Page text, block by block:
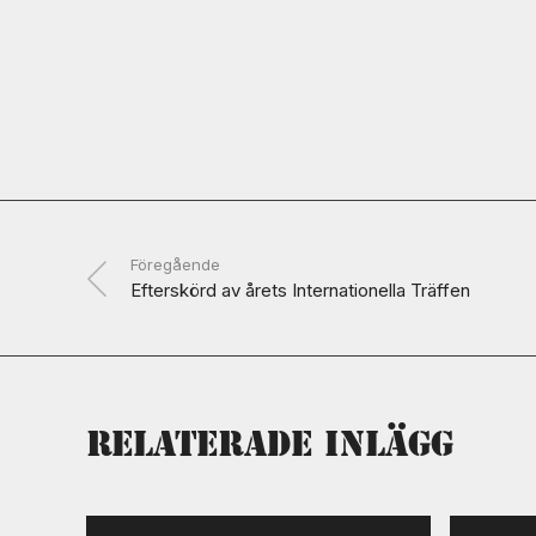
Föregående
Efterskörd av årets Internationella Träffen
Relaterade inlägg